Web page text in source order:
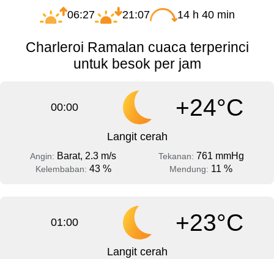
06:27 21:07 14 h 40 min
Charleroi Ramalan cuaca terperinci
untuk besok per jam
00:00 +24°C
Langit cerah
Angin: Barat, 2.3 m/s Tekanan: 761 mmHg
Kelembaban: 43 % Mendung: 11 %
01:00 +23°C
Langit cerah